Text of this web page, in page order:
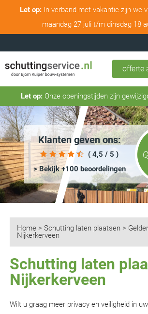
Let op:In verband met vakantie zijn we
maandag 27 juli t/m dinsdag 18
offerte
Let op:Onze openingstijden zijn
Klanten geven ons:
( 4,5 / 5 )
> Bekijk +100 beoordelingen
Home > Schutting laten plaatsen >
Nijkerkerveen
Schutting laten
Nijkerkerveen
Wilt u graag meer privacy en veiligheid in